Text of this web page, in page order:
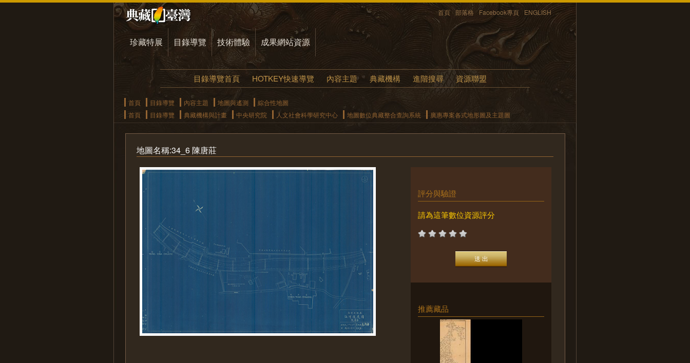
首頁 部落格 Facebook專頁 ENGLISH
珍藏特展 目錄導覽 技術體驗 成果網站資源
目錄導覽首頁 HOTKEY快速導覽 內容主題 典藏機構 進階搜尋 資源聯盟
首頁 目錄導覽 內容主題 地圖與遙測
綜合性地圖
首頁
目錄導覽 典藏機構與計畫 中央研究院 人文社會科學研究中心 地圖數位典藏整合查詢系統 廣惠專案各式地形圖及主題圖
地圖名稱:34_6 陳唐莊
評分與驗證
請為這筆數位資源評分
推薦藏品